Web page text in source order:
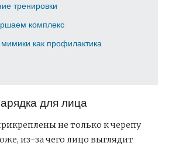
тренировки
комплекс
как профилактика
для лица
не только к черепу
из-за чего лицо выглядит